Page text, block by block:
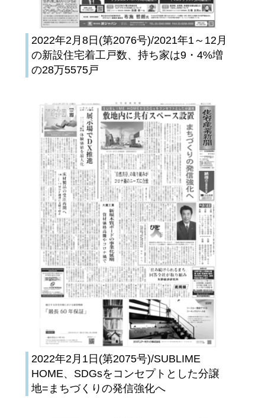
2022年2月8日(第2076号)/2021年1～12月
の新設住宅着工戸数、持ち家は9・4%増
の28万5575戸
2022年2月1日(第2075号)/SUBLIME
HOME、SDGsをコンセプトとした分譲
地=まちづくりの発信強化へ